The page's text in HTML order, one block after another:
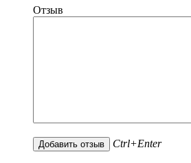
Отзыв
Ctrl+Enter